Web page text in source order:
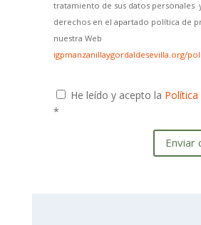
tratamiento de sus datos personales
derechos en el apartado política de
nuestra Web
igpmanzanillaygordaldesevilla.org/
He leído y acepto la Política
*
Enviar